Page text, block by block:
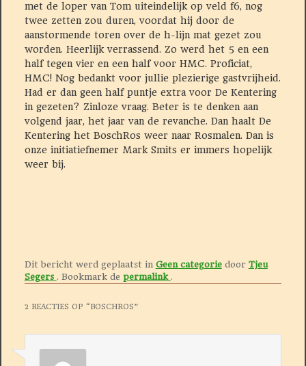
met de loper van Tom uiteindelijk op veld f6, nog
twee zetten zou duren, voordat hij door de
aanstormende toren over de h-lijn mat gezet zou
worden. Heerlijk verrassend. Zo werd het 5 en een
half tegen vier en een half voor HMC. Proficiat,
HMC! Nog bedankt voor jullie plezierige gastvrijheid.
Had er dan geen half puntje extra voor De Kentering
in gezeten? Zinloze vraag. Beter is te denken aan
volgend jaar, het jaar van de revanche. Dan haalt De
Kentering het BoschRos weer naar Rosmalen. Dan is
onze initiatiefnemer Mark Smits er immers hopelijk
weer bij.
Dit bericht werd geplaatst in Geen categoriedoor Tjeu
Segers . Bookmark de permalink .
2 REACTIES OP “BOSCHROS”